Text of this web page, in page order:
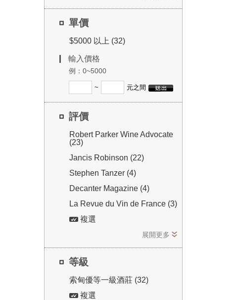
單價
$5000 以上 (32)
輸入價格
例：0~5000
~ 元之間
評價
Robert Parker Wine Advocate
(23)
Jancis Robinson (22)
Stephen Tanzer (4)
Decanter Magazine (4)
La Revue du Vin de France (3)
複選
展開更多
等級
索甸優等一級酒莊 (32)
複選